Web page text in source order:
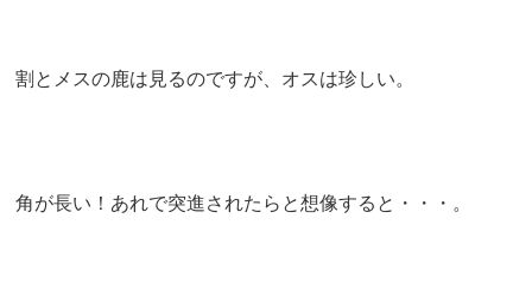
割とメスの鹿は見るのですが、オスは珍しい。
角が長い！あれで突進されたらと想像すると・・・。